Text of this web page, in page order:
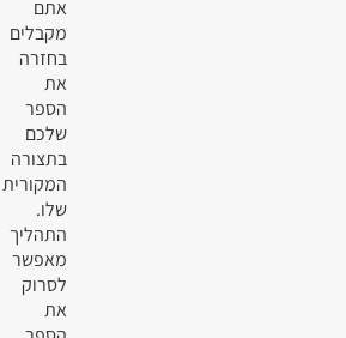
אתם
מקבלים
בחזרה
את
הספר
שלכם
בתצורה
המקורית
שלו.
התהליך
מאפשר
לסרוק
את